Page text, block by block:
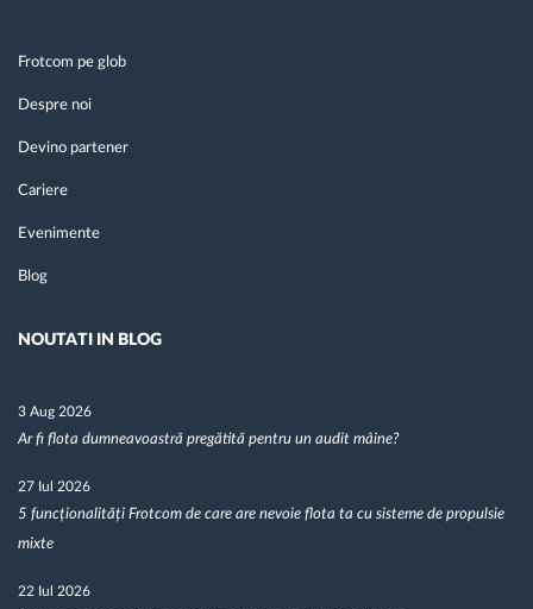
Frotcom pe glob
Despre noi
Devino partener
Cariere
Evenimente
Blog
NOUTATI IN BLOG
3 Aug 2026
Ar fi flota dumneavoastră pregătită pentru un audit mâine?
27 Iul 2026
5 funcționalități Frotcom de care are nevoie flota ta cu sisteme de propulsie
mixte
22 Iul 2026